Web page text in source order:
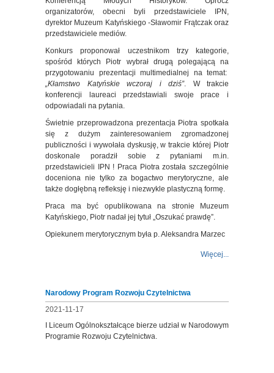
organizatorów, obecni byli przedstawiciele IPN,
dyrektor Muzeum Katyńskiego -Sławomir Frątczak oraz
przedstawiciele mediów.
Konkurs proponował uczestnikom trzy kategorie,
spośród których Piotr wybrał drugą polegającą na
przygotowaniu prezentacji multimedialnej na temat:
„Kłamstwo Katyńskie wczoraj i dziś”. W trakcie
konferencji laureaci przedstawiali swoje prace i
odpowiadali na pytania.
Świetnie przeprowadzona prezentacja Piotra spotkała
się z dużym zainteresowaniem zgromadzonej
publiczności i wywołała dyskusję, w trakcie której Piotr
doskonale poradził sobie z pytaniami m.in.
przedstawicieli IPN ! Praca Piotra została szczególnie
doceniona nie tylko za bogactwo merytoryczne, ale
także dogłębną refleksję i niezwykle plastyczną formę.
Praca ma być opublikowana na stronie Muzeum
Katyńskiego, Piotr nadał jej tytuł „Oszukać prawdę”.
Opiekunem merytorycznym była p. Aleksandra Marzec
Więcej...
Narodowy Program Rozwoju Czytelnictwa
2021-11-17
I Liceum Ogólnokształcące bierze udział w Narodowym
Programie Rozwoju Czytelnictwa.